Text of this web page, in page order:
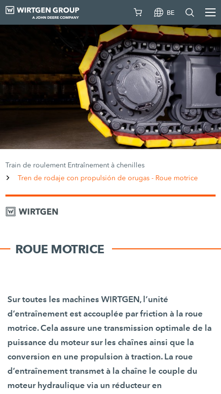
BE
Train de roulement Entraînement à chenilles
Tren de rodaje con propulsión de orugas - Roue motrice
ROUE MOTRICE
Sur toutes les machines WIRTGEN, l’unité
d’entraînement est accouplée par friction à la roue
motrice. Cela assure une transmission optimale de la
puissance du moteur sur les chaînes ainsi que la
conversion en une propulsion à traction. La roue
d’entraînement transmet à la chaîne le couple du
moteur hydraulique via un réducteur en